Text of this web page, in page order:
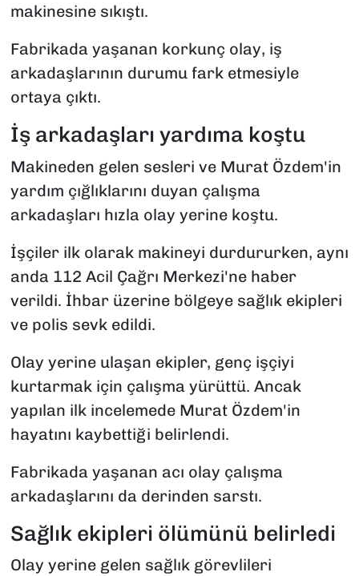
makinesine sıkıştı.
Fabrikada yaşanan korkunç olay, iş
arkadaşlarının durumu fark etmesiyle
ortaya çıktı.
İş arkadaşları yardıma koştu
Makineden gelen sesleri ve Murat Özdem'in
yardım çığlıklarını duyan çalışma
arkadaşları hızla olay yerine koştu.
İşçiler ilk olarak makineyi durdururken, aynı
anda 112 Acil Çağrı Merkezi'ne haber
verildi. İhbar üzerine bölgeye sağlık ekipleri
ve polis sevk edildi.
Olay yerine ulaşan ekipler, genç işçiyi
kurtarmak için çalışma yürüttü. Ancak
yapılan ilk incelemede Murat Özdem'in
hayatını kaybettiği belirlendi.
Fabrikada yaşanan acı olay çalışma
arkadaşlarını da derinden sarstı.
Sağlık ekipleri ölümünü belirledi
Olay yerine gelen sağlık görevlileri